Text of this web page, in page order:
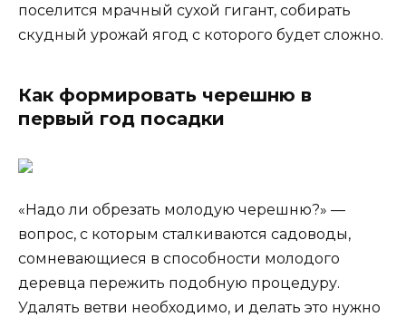
поселится мрачный сухой гигант, собирать
скудный урожай ягод с которого будет сложно.
Как формировать черешню в
первый год посадки
«Надо ли обрезать молодую черешню?» —
вопрос, с которым сталкиваются садоводы,
сомневающиеся в способности молодого
деревца пережить подобную процедуру.
Удалять ветви необходимо, и делать это нужно